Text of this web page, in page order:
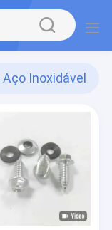
Inoxidável